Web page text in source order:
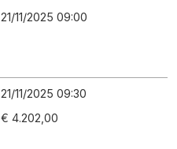
21/11/2025 09:00
21/11/2025 09:30
€ 4.202,00